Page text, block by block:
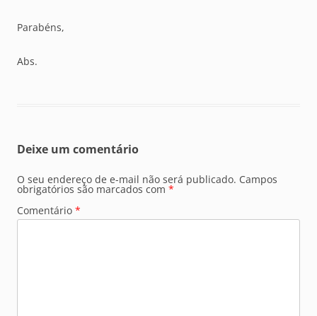
Parabéns,
Abs.
Deixe um comentário
O seu endereço de e-mail não será publicado. Campos
obrigatórios são marcados com *
Comentário *